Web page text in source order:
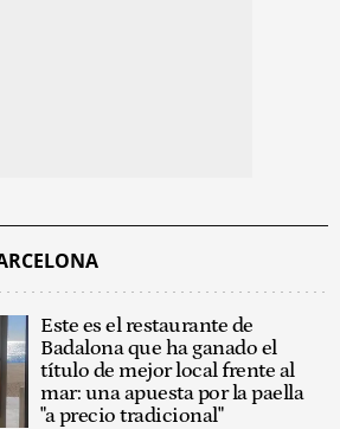
Este es el restaurante de
Badalona que ha ganado el
título de mejor local frente al
mar: una apuesta por la paella
"a precio tradicional"